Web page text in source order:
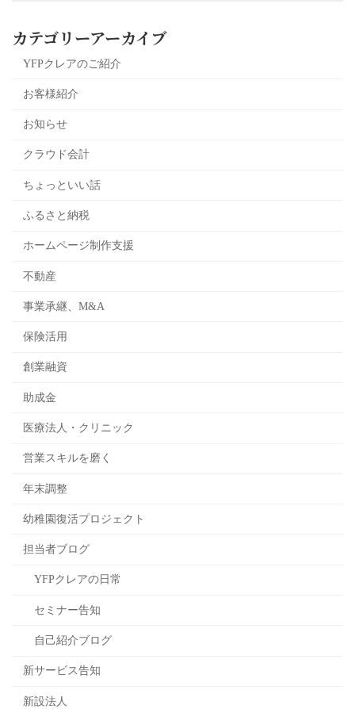
カテゴリーアーカイブ
YFPクレアのご紹介
お客様紹介
お知らせ
クラウド会計
ちょっといい話
ふるさと納税
ホームページ制作支援
不動産
事業承継、M&A
保険活用
創業融資
助成金
医療法人・クリニック
営業スキルを磨く
年末調整
幼稚園復活プロジェクト
担当者ブログ
YFPクレアの日常
セミナー告知
自己紹介ブログ
新サービス告知
新設法人